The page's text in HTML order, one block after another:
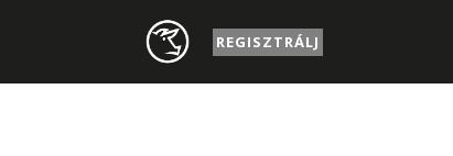
REGISZTRÁLJ